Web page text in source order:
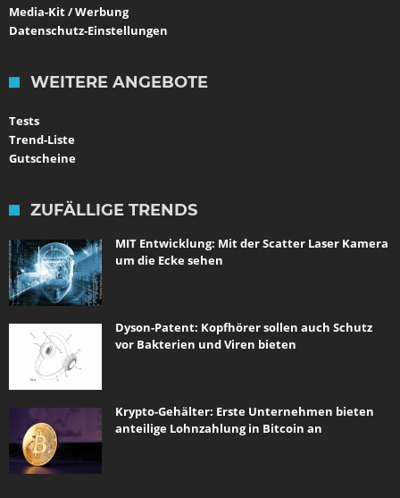
Media-Kit / Werbung
Datenschutz-Einstellungen
WEITERE ANGEBOTE
Tests
Trend-Liste
Gutscheine
ZUFÄLLIGE TRENDS
MIT Entwicklung: Mit der Scatter Laser Kamera
um die Ecke sehen
Dyson-Patent: Kopfhörer sollen auch Schutz
vor Bakterien und Viren bieten
Krypto-Gehälter: Erste Unternehmen bieten
anteilige Lohnzahlung in Bitcoin an